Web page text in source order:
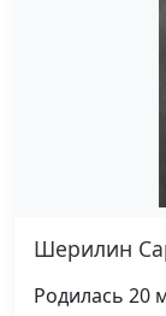
Шерилин
Родилась 20